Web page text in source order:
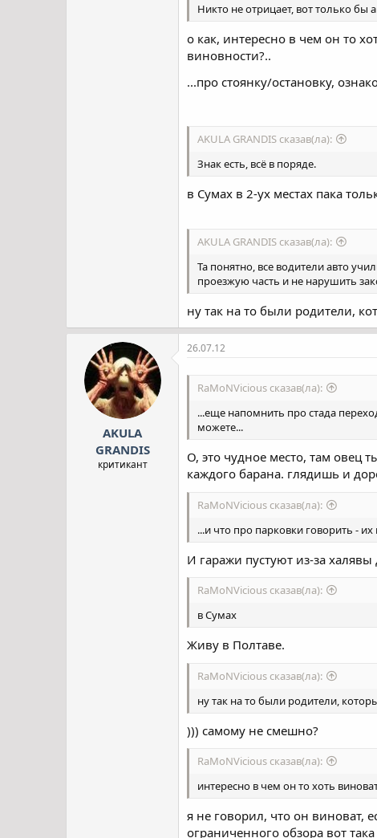
Никто не отрицает, вот только бы
о как, интересно в чем он то
виновности?..
...про стоянку/остановку,
AKULA GRANDIS сказав(ла):
Знак есть, всё в поряде.
в Сумах в 2-ух местах пака
AKULA GRANDIS сказав(ла):
Та понятно, все водители авто
проезжую часть и не нарушить
ну так на то были родители,
AKULA
GRANDIS
критикант
26.07.12
RaMoNVicious сказав(ла):
...еще напомнить про стада
можете...
О, это чудное место, там овец
каждого барана. глядишь и
RaMoNVicious сказав(ла):
...и что про парковки говорить - их
И гаражи пустуют из-за халявы
RaMoNVicious сказав(ла):
в Сумах
Живу в Полтаве.
RaMoNVicious сказав(ла):
ну так на то были родители,
))) самому не смешно?
RaMoNVicious сказав(ла):
интересно в чем он то хоть
я не говорил, что он виноват,
ограниченного обзора вот